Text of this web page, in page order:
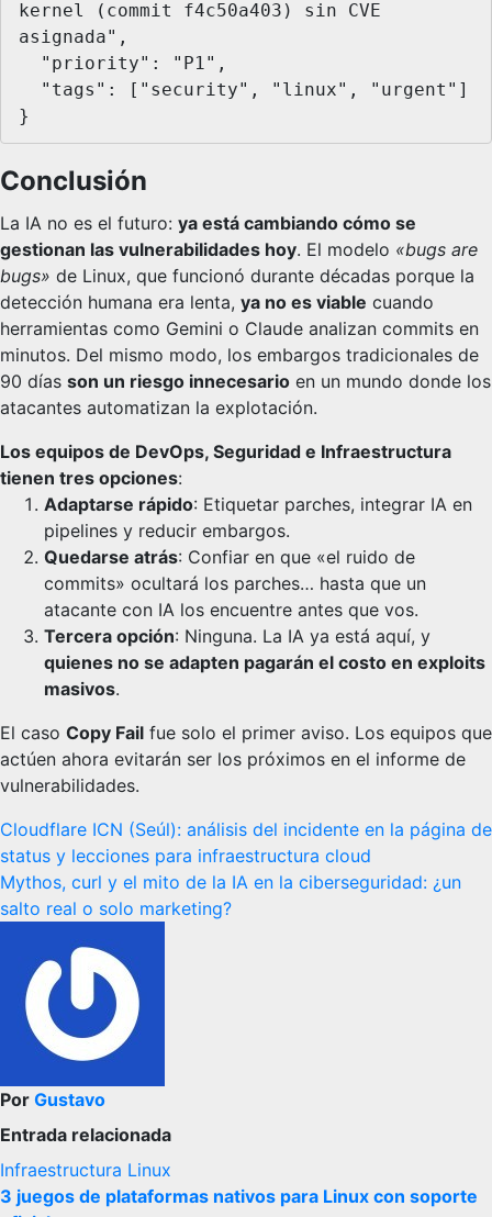
kernel (commit f4c50a403) sin CVE
asignada",
}
Conclusión
La IA no es el futuro: ya está cambiando cómo se
gestionan las vulnerabilidades hoy. El modelo «bugs are
bugs» de Linux, que funcionó durante décadas porque la
detección humana era lenta, ya no es viable cuando
herramientas como Gemini o Claude analizan commits en
minutos. Del mismo modo, los embargos tradicionales de
90 días son un riesgo innecesario en un mundo donde los
atacantes automatizan la explotación.
Los equipos de DevOps, Seguridad e Infraestructura
tienen tres opciones:
Adaptarse rápido: Etiquetar parches, integrar IA en
pipelines y reducir embargos.
Quedarse atrás: Confiar en que «el ruido de
commits» ocultará los parches… hasta que un
atacante con IA los encuentre antes que vos.
Tercera opción: Ninguna. La IA ya está aquí, y
quienes no se adapten pagarán el costo en exploits
masivos.
El caso Copy Fail fue solo el primer aviso. Los equipos que
actúen ahora evitarán ser los próximos en el informe de
vulnerabilidades.
Navegación
de
entradas
Cloudflare ICN (Seúl): análisis del incidente en la página de
status y lecciones para infraestructura cloud
Mythos, curl y el mito de la IA en la ciberseguridad: ¿un
salto real o solo marketing?
Por Gustavo
Entrada relacionada
Infraestructura Linux
3 juegos de plataformas nativos para Linux con soporte